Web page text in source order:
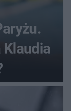
Klaudia